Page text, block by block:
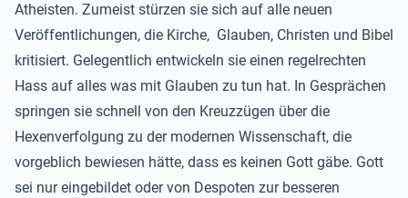
Atheisten. Zumeist stürzen sie sich auf alle neuen
Veröffentlichungen, die Kirche, Glauben, Christen und Bibel
kritisiert. Gelegentlich entwickeln sie einen regelrechten
Hass auf alles was mit Glauben zu tun hat. In Gesprächen
springen sie schnell von den Kreuzzügen über die
Hexenverfolgung zu der modernen Wissenschaft, die
vorgeblich bewiesen hätte, dass es keinen Gott gäbe. Gott
sei nur eingebildet oder von Despoten zur besseren